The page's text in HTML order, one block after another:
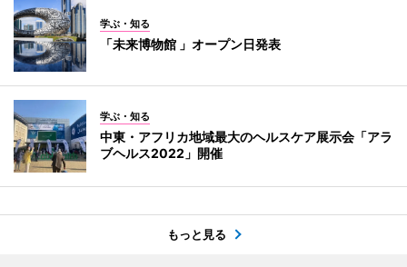
学ぶ・知る
「未来博物館 」オープン日発表
学ぶ・知る
中東・アフリカ地域最大のヘルスケア展示会「アラ
ブヘルス2022」開催
もっと見る